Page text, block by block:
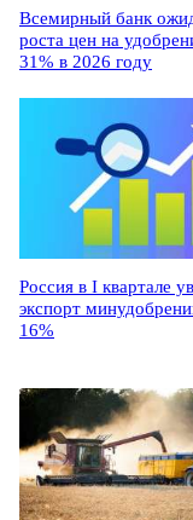
Всемирный банк
роста цен на
31% в 2026 году
Россия в I квартале
экспорт
16%